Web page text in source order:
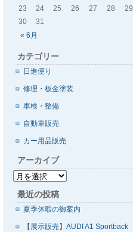
« 6月
23
24 25 26 27 28
29
30
31
カテゴリー
日進便り
修理・板金塗装
車検・整備
自動車販売
カー用品販売
アーカイブ
最近の投稿
夏季休暇の御案内
【展示販売】AUDI A1 Sportback